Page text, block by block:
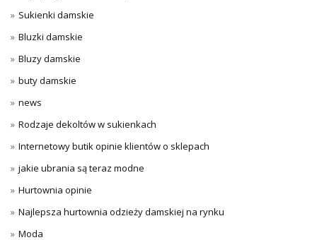
Sukienki damskie
Bluzki damskie
Bluzy damskie
buty damskie
news
Rodzaje dekoltów w sukienkach
Internetowy butik opinie klientów o sklepach
jakie ubrania są teraz modne
Hurtownia opinie
Najlepsza hurtownia odzieży damskiej na rynku
Moda